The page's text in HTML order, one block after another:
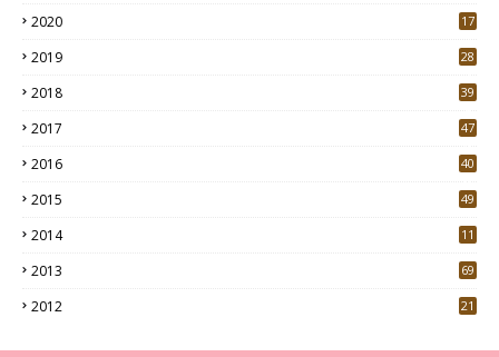
2020
17
2019
28
2018
39
2017
47
2016
40
2015
49
2014 11
2013 69
2012 21